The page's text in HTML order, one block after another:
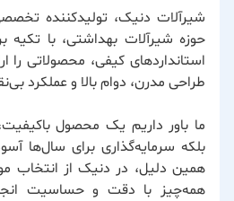
شیرآلات دنیک، تولیدکننده
حوزه شیرآلات بهداشتی، با تکیه
استانداردهای کیفی، محصولاتی را
طراحی مدرن، دوام بالا و عملکرد
ما باور داریم یک محصول
بلکه سرمایه‌گذاری برای سال‌ها
همین دلیل، در دنیک از انتخاب
همه‌چیز با دقت و حساسیت